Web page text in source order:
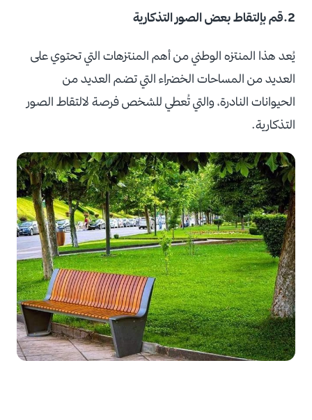
2.قم بإلتقاط بعض الصور التذكارية
يُعد هذا المنتزه الوطني من أهم المنتزهات التي تحتوي على
العديد من المساحات الخضراء التي تضم العديد من
الحيوانات النادرة، والتي تُعطي للشخص فرصة لالتقاط الصور
التذكارية.